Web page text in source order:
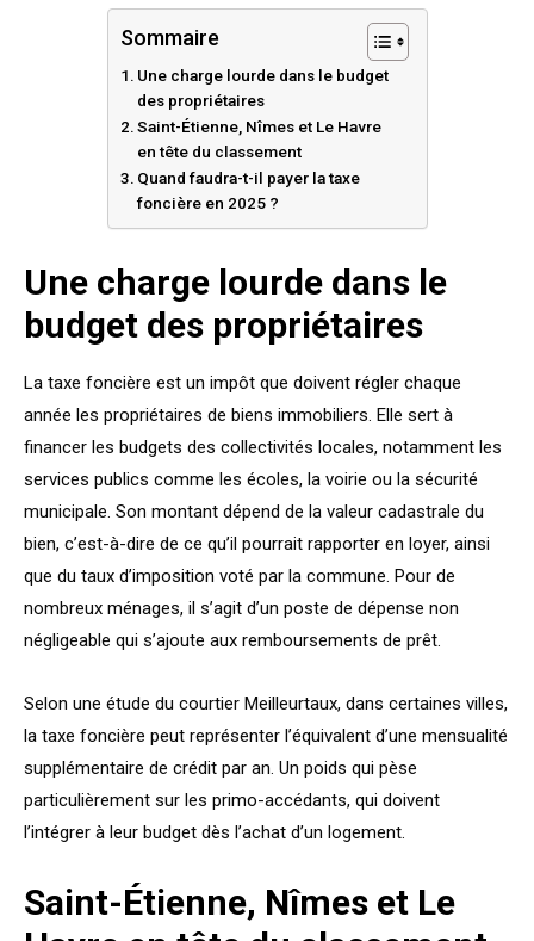
Sommaire
Une charge lourde dans le budget
des propriétaires
Saint-Étienne, Nîmes et Le Havre
en tête du classement
Quand faudra-t-il payer la taxe
foncière en 2025 ?
Une charge lourde dans le
budget des propriétaires
La taxe foncière est un impôt que doivent régler chaque
année les propriétaires de biens immobiliers. Elle sert à
financer les budgets des collectivités locales, notamment les
services publics comme les écoles, la voirie ou la sécurité
municipale. Son montant dépend de la valeur cadastrale du
bien, c’est-à-dire de ce qu’il pourrait rapporter en loyer, ainsi
que du taux d’imposition voté par la commune. Pour de
nombreux ménages, il s’agit d’un poste de dépense non
négligeable qui s’ajoute aux remboursements de prêt.
Selon une étude du courtier Meilleurtaux, dans certaines villes,
la taxe foncière peut représenter l’équivalent d’une mensualité
supplémentaire de crédit par an. Un poids qui pèse
particulièrement sur les primo-accédants, qui doivent
l’intégrer à leur budget dès l’achat d’un logement.
Saint-Étienne, Nîmes et Le